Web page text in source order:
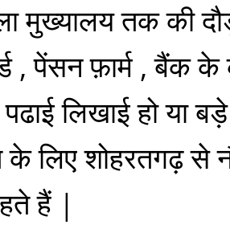
मुख्यालय तक की
, पेंसन फ़ार्म , बैंक
लिखाई हो या बड़े
लिए शोहरतगढ़ से
हैं |